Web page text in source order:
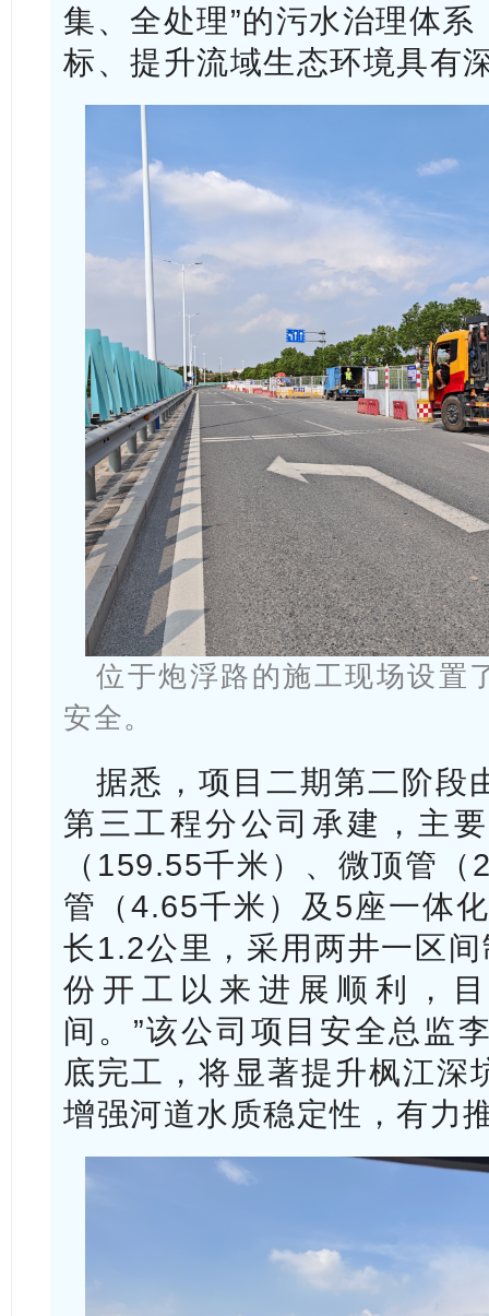
集、全处理”的污水治理体
标、提升流域生态环境具有
位于炮浮路的施工现场设置
安全。
据悉，项目二期第二阶段
第三工程分公司承建，主
（159.55千米）、微顶管
管（4.65千米）及5座一体
长1.2公里，采用两井一区
份开工以来进展顺利，
间。”该公司项目安全总监
底完工，将显著提升枫江深
增强河道水质稳定性，有力